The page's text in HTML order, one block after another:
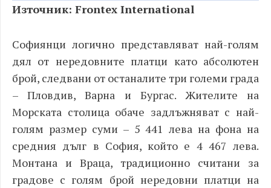
Източник: Frontex International
Софиянци логично представляват най-голям
дял от нередовните платци като абсолютен
брой, следвани от останалите три големи града
– Пловдив, Варна и Бургас. Жителите на
Морската столица обаче задлъжняват с най-
голям размер суми – 5 441 лева на фона на
средния дълг в София, който е 4 467 лева.
Монтана и Враца, традиционно считани за
градове с голям брой нередовни платци на